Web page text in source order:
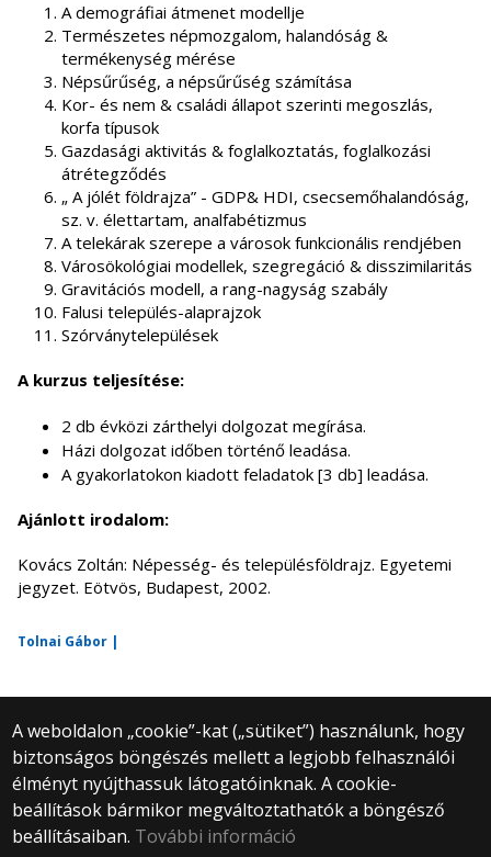
A demográfiai átmenet modellje
Természetes népmozgalom, halandóság &
termékenység mérése
Népsűrűség, a népsűrűség számítása
Kor- és nem & családi állapot szerinti megoszlás,
korfa típusok
Gazdasági aktivitás & foglalkoztatás, foglalkozási
átrétegződés
„ A jólét földrajza” - GDP& HDI, csecsemőhalandóság,
sz. v. élettartam, analfabétizmus
A telekárak szerepe a városok funkcionális rendjében
Városökológiai modellek, szegregáció & disszimilaritás
Gravitációs modell, a rang-nagyság szabály
Falusi település-alaprajzok
Szórványtelepülések
A kurzus teljesítése:
2 db évközi zárthelyi dolgozat megírása.
Házi dolgozat időben történő leadása.
A gyakorlatokon kiadott feladatok [3 db] leadása.
Ajánlott irodalom:
Kovács Zoltán: Népesség- és településföldrajz. Egyetemi
jegyzet. Eötvös, Budapest, 2002.
Tolnai Gábor |
A weboldalon „cookie”-kat („sütiket”) használunk, hogy
biztonságos böngészés mellett a legjobb felhasználói
élményt nyújthassuk látogatóinknak. A cookie-
beállítások bármikor megváltoztathatók a böngésző
beállításaiban. További információ
© 2025 Eötvös Loránd Tudományegyetem
Minden jog fenntartva.
1053 Budapest, Egyetem tér 1–3.
Központi telefonszám: +36 1 411 6500